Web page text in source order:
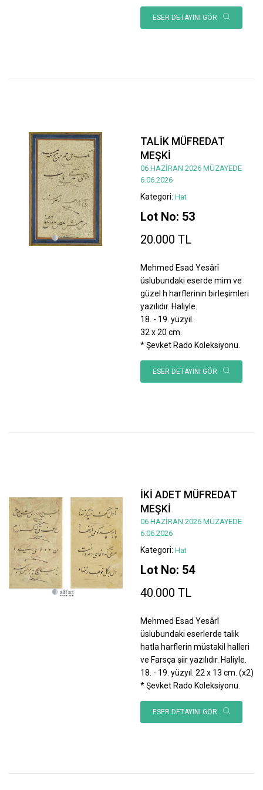
ESER DETAYINI GÖR
TALİK MÜFREDAT
MEŞKİ
06 HAZİRAN 2026 MÜZAYEDE
6.06.2026
Kategori: Hat
Lot No: 53
20.000 TL
Mehmed Esad Yesârî
üslubundaki eserde mim ve
güzel h harflerinin birleşimleri
yazılıdır. Haliyle.
18. - 19. yüzyıl.
32 x 20 cm.
* Şevket Rado Koleksiyonu.
ESER DETAYINI GÖR
İKİ ADET MÜFREDAT
MEŞKİ
06 HAZİRAN 2026 MÜZAYEDE
6.06.2026
Kategori: Hat
Lot No: 54
40.000 TL
Mehmed Esad Yesârî
üslubundaki eserlerde talik
hatla harflerin müstakil halleri
ve Farsça şiir yazılıdır. Haliyle.
18. - 19. yüzyıl. 22 x 13 cm. (x2)
* Şevket Rado Koleksiyonu.
ESER DETAYINI GÖR